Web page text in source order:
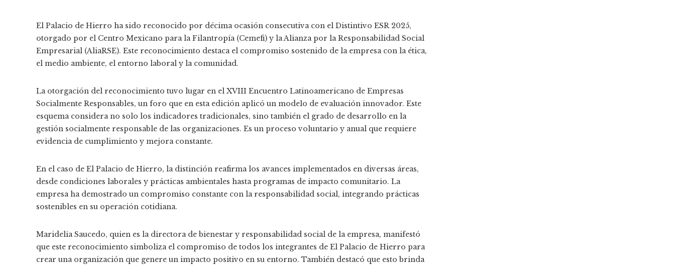
El Palacio de Hierro ha sido reconocido por décima ocasión consecutiva con el Distintivo ESR 2025,
otorgado por el Centro Mexicano para la Filantropía (Cemefi) y la Alianza por la Responsabilidad Social
Empresarial (AliaRSE). Este reconocimiento destaca el compromiso sostenido de la empresa con la ética,
el medio ambiente, el entorno laboral y la comunidad.
La otorgación del reconocimiento tuvo lugar en el XVIII Encuentro Latinoamericano de Empresas
Socialmente Responsables, un foro que en esta edición aplicó un modelo de evaluación innovador. Este
esquema considera no solo los indicadores tradicionales, sino también el grado de desarrollo en la
gestión socialmente responsable de las organizaciones. Es un proceso voluntario y anual que requiere
evidencia de cumplimiento y mejora constante.
En el caso de El Palacio de Hierro, la distinción reafirma los avances implementados en diversas áreas,
desde condiciones laborales y prácticas ambientales hasta programas de impacto comunitario. La
empresa ha demostrado un compromiso constante con la responsabilidad social, integrando prácticas
sostenibles en su operación cotidiana.
Maridelia Saucedo, quien es la directora de bienestar y responsabilidad social de la empresa, manifestó
que este reconocimiento simboliza el compromiso de todos los integrantes de El Palacio de Hierro para
crear una organización que genere un impacto positivo en su entorno. También destacó que esto brinda